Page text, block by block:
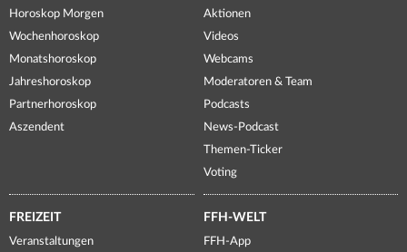
Horoskop Morgen
Wochenhoroskop
Monatshoroskop
Jahreshoroskop
Partnerhoroskop
Aszendent
Aktionen
Videos
Webcams
Moderatoren & Team
Podcasts
News-Podcast
Themen-Ticker
Voting
FREIZEIT
Veranstaltungen
FFH-WELT
FFH-App